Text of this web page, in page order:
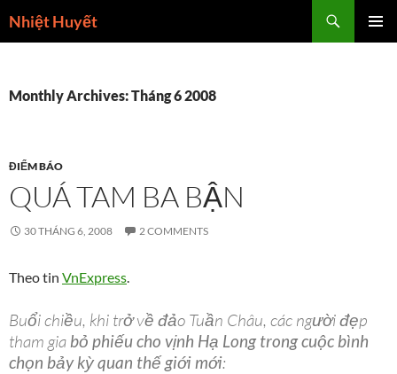
toNhiệt Huyết
Monthly Archives: Tháng 6 2008
ĐIỂM BÁO
QUÁ TAM BA BẬN
30 THÁNG 6, 2008 2 COMMENTS
Theo tin VnExpress.
Buổi chiều, khi trở về đảo Tuần Châu, các người đẹp
tham gia bỏ phiếu cho vịnh Hạ Long trong cuộc bình
chọn bảy kỳ quan thế giới mới: